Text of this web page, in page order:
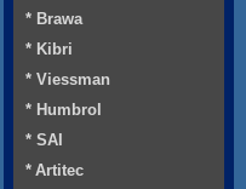
* Brawa
* Kibri
* Viessman
* Humbrol
* SAI
* Artitec